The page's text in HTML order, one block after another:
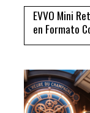
EVVO Mini
en Formato